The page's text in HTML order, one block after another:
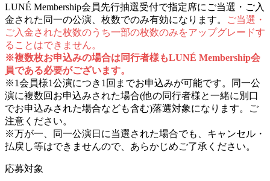
LUNÉ Membership会員先行抽選受付で指定席にご当選・ご入
金された同一の公演、枚数でのみ有効になります。
ご当選・
ご入金された枚数のうち一部の枚数のみをアップグレードす
ることはできません。
※複数枚お申込みの場合は同行者様もLUNÉ Membership会
員である必要がございます。
※1会員様1公演につき1回までお申込みが可能です。同一公
演に複数回お申込みされた場合(他の同行者様と一緒に別口
でお申込みされた場合なども含む)落選対象になります。ご
注意ください。
※万が一、同一公演日に当選された場合でも、キャンセル・
払戻し等はできませんので、あらかじめご了承ください。
応募対象